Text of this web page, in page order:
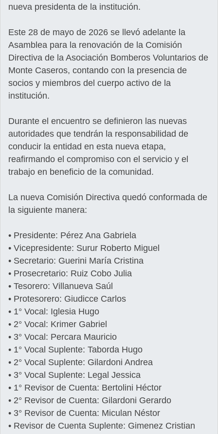
nueva presidenta de la institución.
Este 28 de mayo de 2026 se llevó adelante la
Asamblea para la renovación de la Comisión
Directiva de la Asociación Bomberos Voluntarios de
Monte Caseros, contando con la presencia de
socios y miembros del cuerpo activo de la
institución.
Durante el encuentro se definieron las nuevas
autoridades que tendrán la responsabilidad de
conducir la entidad en esta nueva etapa,
reafirmando el compromiso con el servicio y el
trabajo en beneficio de la comunidad.
La nueva Comisión Directiva quedó conformada de
la siguiente manera:
• Presidente: Pérez Ana Gabriela
• Vicepresidente: Surur Roberto Miguel
• Secretario: Guerini María Cristina
• Prosecretario: Ruiz Cobo Julia
• Tesorero: Villanueva Saúl
• Protesorero: Giudicce Carlos
• 1° Vocal: Iglesia Hugo
• 2° Vocal: Krimer Gabriel
• 3° Vocal: Percara Mauricio
• 1° Vocal Suplente: Taborda Hugo
• 2° Vocal Suplente: Gilardoni Andrea
• 3° Vocal Suplente: Legal Jessica
• 1° Revisor de Cuenta: Bertolini Héctor
• 2° Revisor de Cuenta: Gilardoni Gerardo
• 3° Revisor de Cuenta: Miculan Néstor
• Revisor de Cuenta Suplente: Gimenez Cristian